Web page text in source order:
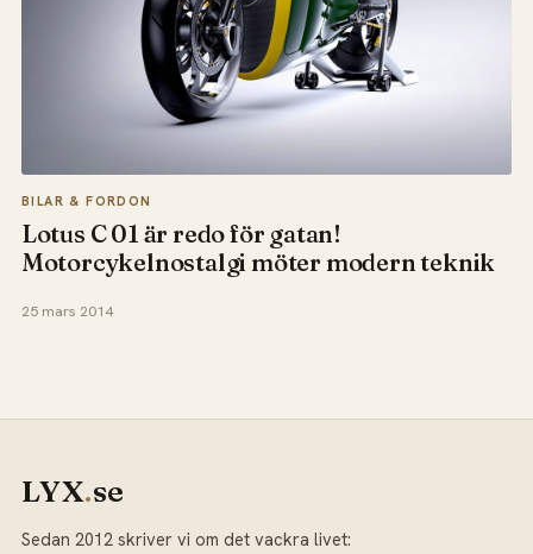
BILAR & FORDON
Lotus C 01 är redo för gatan!
Motorcykelnostalgi möter modern teknik
25 mars 2014
LYX.se
Sedan 2012 skriver vi om det vackra livet: